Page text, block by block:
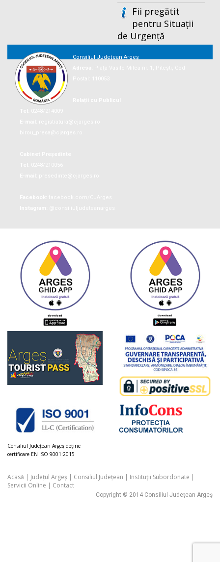
Fii pregătit
pentru Situații
de Urgență
Consiliul Județean Argeș
Consiliul Judeţean Argeș deţine
certificare EN ISO 9001:2015
Acasă | Județul Argeș | Consiliul Județean | Instituții Subordonate |
Servicii Online | Contact
Copyright © 2014 Consiliul Județean Argeș